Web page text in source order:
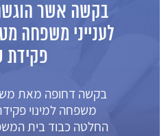
בקשה אשר
לענייני משפחה
פקידת
בקשה דחופה מאת
משפחה למינוי
החלטה כבוד בית